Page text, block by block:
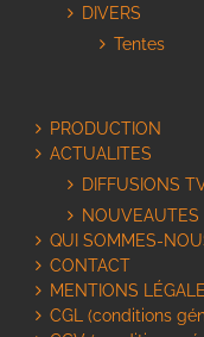
DIVERS
Tentes
PRODUCTION
ACTUALITES
DIFFUSIONS
NOUVEAUTES
QUI SOMMES-
CONTACT
MENTIONS
CGL (conditions